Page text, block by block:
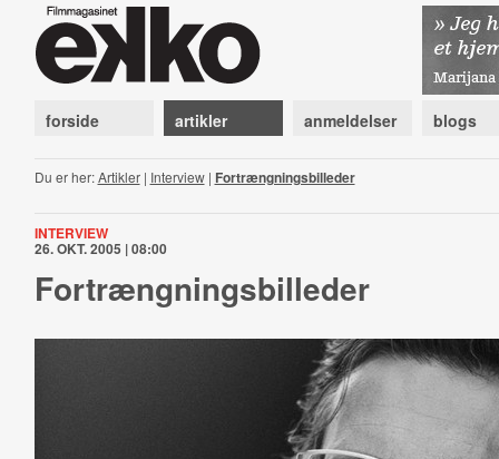
forside artikler anmeldelser blogs
Du er her:Artikler| Interview| Fortrængningsbilleder
INTERVIEW
26. OKT. 2005 | 08:00
Fortrængningsbilleder